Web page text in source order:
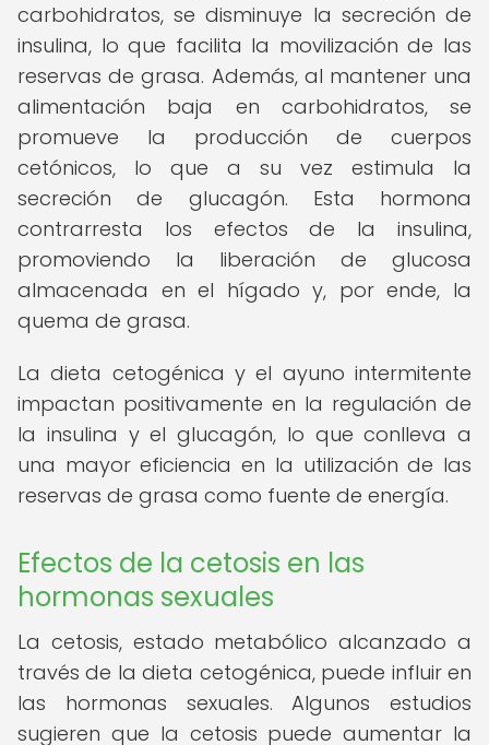
carbohidratos, se disminuye la secreción de
insulina, lo que facilita la movilización de las
reservas de grasa. Además, al mantener una
alimentación baja en carbohidratos, se
promueve la producción de cuerpos
cetónicos, lo que a su vez estimula la
secreción de glucagón. Esta hormona
contrarresta los efectos de la insulina,
promoviendo la liberación de glucosa
almacenada en el hígado y, por ende, la
quema de grasa.
La dieta cetogénica y el ayuno intermitente
impactan positivamente en la regulación de
la insulina y el glucagón, lo que conlleva a
una mayor eficiencia en la utilización de las
reservas de grasa como fuente de energía.
Efectos de la cetosis en las
hormonas sexuales
La cetosis, estado metabólico alcanzado a
través de la dieta cetogénica, puede influir en
las hormonas sexuales. Algunos estudios
sugieren que la cetosis puede aumentar la